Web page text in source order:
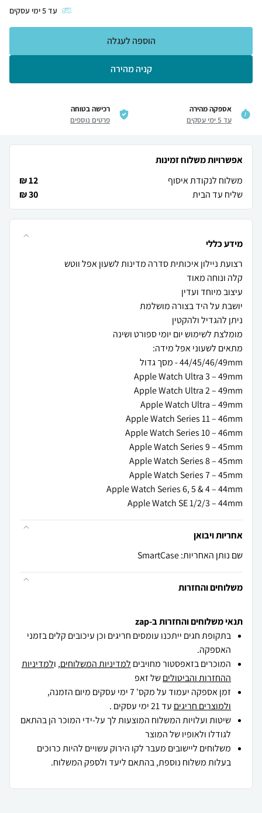
עד5ימי עסקים
קניה מהירה
הוספה לעגלה
אספקה מהירה
עד 5 ימי עסקים
רכישה בטוחה
פרטים נוספים
אפשרויות משלוח זמינות
משלוח לנקודת איסוף
12 ₪
שליח עד הבית
30 ₪
מידע כללי
Apple Watch SE 1/2/3 – 44mm
אחריות ויבואן
שם נותן האחריות: SmartCase
משלוחים והחזרות
תנאי משלוחים והחזרות ב-zap
בתקופת חגים ייתכנו עומסים חריגים וכן עיכובים קלים בזמני
האספקה.
המוכרים בזאפסטור מחויבים למדיניות המשלוחים, ולמדיניות
ההחזרות והביטוליםשל זאפ
זמן אספקה יעמוד על מקס' 7 ימי עסקים מיום הזמנה,
ולמוצרים חריגים עד 21 ימי עסקים .
שיטות ועלויות המשלוח המוצעות לך על-ידי המוכר הן בהתאם
לגודלו ולאופיו של המוצר
משלוחים ליישובים מעבר לקו הירוק עשויים להיות כרוכים
בעלות משלוח נוספת, בהתאם ליעד ולספק המשלוח.